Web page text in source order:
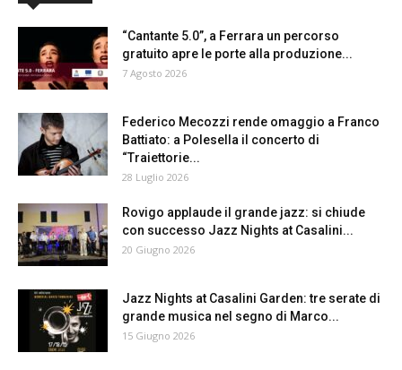
“Cantante 5.0”, a Ferrara un percorso
gratuito apre le porte alla produzione...
7 Agosto 2026
Federico Mecozzi rende omaggio a Franco
Battiato: a Polesella il concerto di
“Traiettorie...
28 Luglio 2026
Rovigo applaude il grande jazz: si chiude
con successo Jazz Nights at Casalini...
20 Giugno 2026
Jazz Nights at Casalini Garden: tre serate di
grande musica nel segno di Marco...
15 Giugno 2026